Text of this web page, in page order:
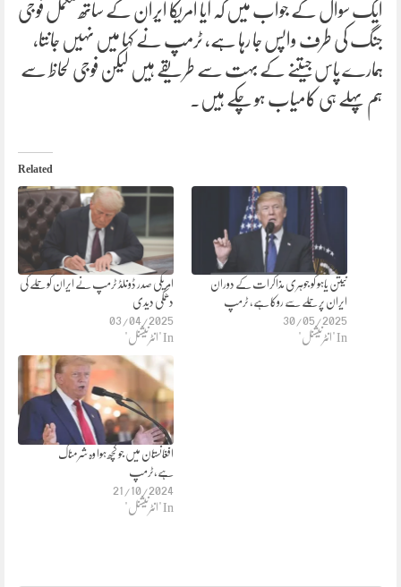
ایک سوال کے جواب میں کہ آیا امریکا ایران کے ساتھ مکمل فوجی
جنگ کی طرف واپس جا رہا ہے، ٹرمپ نے کہا میں نہیں جانتا،
ہمارے پاس جیتنے کے بہت سے طریقے ہیں لیکن فوجی لحاظ سے
ہم پہلے ہی کامیاب ہو چکے ہیں۔
Related
امریکی صدر ڈونلڈ ٹرمپ نے ایران کو حملے کی
دھمکی دیدی
03/04/2025
In "انٹرنیشنل"
نیتن یاہو کو جوہری مذاکرات کے دوران
ایران پر حملے سے روکا ہے، ٹرمپ
30/05/2025
In "انٹرنیشنل"
افغانستان میں جو کچھ ہوا وہ شرمناک
ہے،ٹرمپ
21/10/2024
In "انٹرنیشنل"